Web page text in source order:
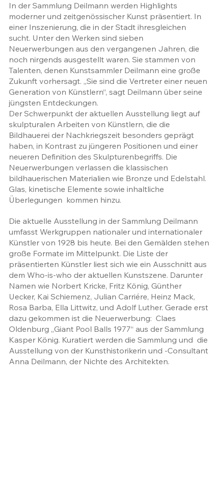
In der Sammlung Deilmann werden Highlights
moderner und zeitgenössischer Kunst präsentiert. In
einer Inszenierung, die in der Stadt ihresgleichen
sucht. Unter den Werken sind sieben
Neuerwerbungen aus den vergangenen Jahren, die
noch nirgends ausgestellt waren. Sie stammen von
Talenten, denen Kunstsammler Deilmann eine große
Zukunft vorhersagt. „Sie sind die Vertreter einer neuen
Generation von Künstlern“, sagt Deilmann über seine
jüngsten Entdeckungen.
Der Schwerpunkt der aktuellen Ausstellung liegt auf
skulpturalen Arbeiten von Künstlern, die die
Bildhauerei der Nachkriegszeit besonders geprägt
haben, in Kontrast zu jüngeren Positionen und einer
neueren Definition des Skulpturenbegriffs. Die
Neuerwerbungen verlassen die klassischen
bildhauerischen Materialien wie Bronze und Edelstahl.
Glas, kinetische Elemente sowie inhaltliche
Überlegungen  kommen hinzu.
Die aktuelle Ausstellung in der Sammlung Deilmann
umfasst Werkgruppen nationaler und internationaler
Künstler von 1928 bis heute. Bei den Gemälden stehen
große Formate im Mittelpunkt. Die Liste der
präsentierten Künstler liest sich wie ein Ausschnitt aus
dem Who-is-who der aktuellen Kunstszene. Darunter
Namen wie Norbert Kricke, Fritz König, Günther
Uecker, Kai Schiemenz, Julian Carriére, Heinz Mack,
Rosa Barba, Ella Littwitz, und Adolf Luther. Gerade erst
dazu gekommen ist die Neuerwerbung:  Claes
Oldenburg „Giant Pool Balls 1977“ aus der Sammlung
Kasper König. Kuratiert werden die Sammlung und  die
Ausstellung von der Kunsthistorikerin und -Consultant
Anna Deilmann, der Nichte des Architekten.